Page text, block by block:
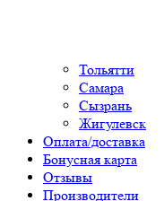
Тольятти
Самара
Сызрань
Жигулевск
Оплата/доставка
Бонусная карта
Отзывы
Производители